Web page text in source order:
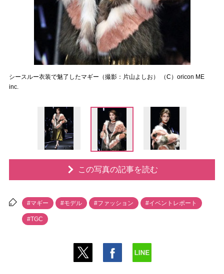
シースルー衣装で魅了したマギー（撮影：片山よしお） （C）oricon ME
inc.
この写真の記事を読む
#マギー #モデル #ファッション #イベントレポート
#TGC